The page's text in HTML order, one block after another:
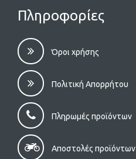
Πληροφορίες
Όροι χρήσης
Πολιτική Απορρήτου
Πληρωμές προϊόντων
Αποστολές προϊόντων